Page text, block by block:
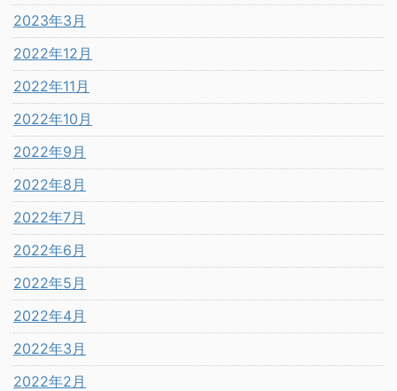
2023年3月
2022年12月
2022年11月
2022年10月
2022年9月
2022年8月
2022年7月
2022年6月
2022年5月
2022年4月
2022年3月
2022年2月